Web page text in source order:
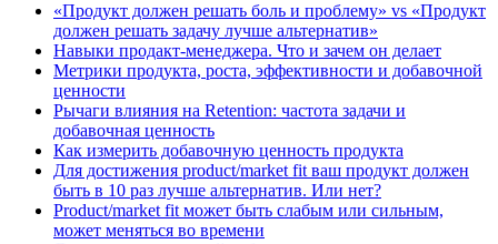
«Продукт должен решать боль и проблему» vs «Продукт
должен решать задачу лучше альтернатив»
Навыки продакт-менеджера. Что и зачем он делает
Метрики продукта, роста, эффективности и добавочной
ценности
Рычаги влияния на Retention: частота задачи и
добавочная ценность
Как измерить добавочную ценность продукта
Для достижения product/market fit ваш продукт должен
быть в 10 раз лучше альтернатив. Или нет?
Product/market fit может быть слабым или сильным,
может меняться во времени